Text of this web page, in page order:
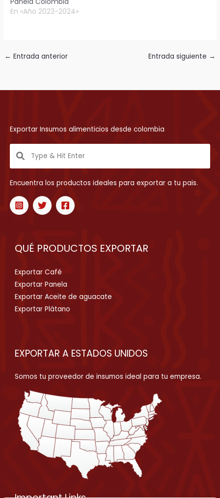
En «Año 2023-2024»
← Entrada anterior Entrada siguiente →
Exportar Insumos alimenticios desde colombia
Encuentra los productos ideales para exportar a tu pais.
QUÉ PRODUCTOS EXPORTAR
Exportar Café
Exportar Panela
Exportar Aceite de aguacate
Exportar Plátano
EXPORTAR A ESTADOS UNIDOS
Somos tu proveedor de insumos ideal para tu empresa.